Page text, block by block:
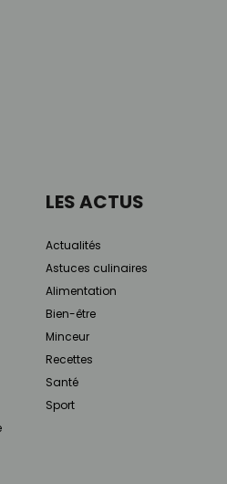
LES ACTUS
Actualités
Astuces culinaires
Alimentation
Bien-être
Minceur
Recettes
Santé
Sport